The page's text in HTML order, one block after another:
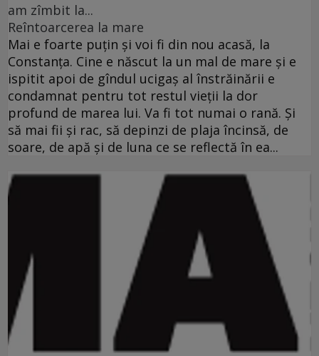
am zîmbit la...
Reîntoarcerea la mare
Mai e foarte puţin şi voi fi din nou acasă, la
Constanţa. Cine e născut la un mal de mare şi e
ispitit apoi de gîndul ucigaş al înstrăinării e
condamnat pentru tot restul vieţii la dor
profund de marea lui. Va fi tot numai o rană. Şi
să mai fii şi rac, să depinzi de plaja încinsă, de
soare, de apă şi de luna ce se reflectă în ea...